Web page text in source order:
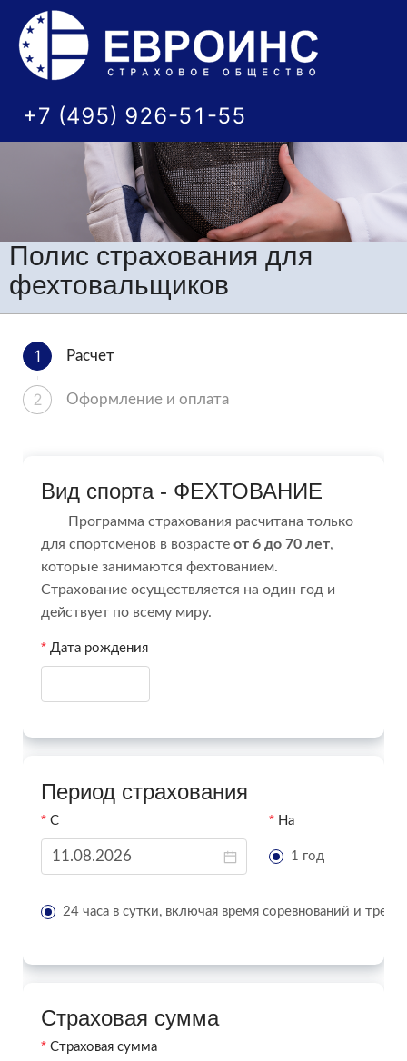
+7 (495) 926-51-55
Полис страхования для
фехтовальщиков
1 Расчет
2 Оформление и оплата
Вид спорта - ФЕХТОВАНИЕ
Программа страхования расчитана только
для спортсменов в возрасте от 6 до 70 лет,
которые занимаются фехтованием.
Страхование осуществляется на один год и
действует по всему миру.
Дата рождения
Период страхования
С На
1 год
24 часа в сутки, включая время соревнований и
Страховая сумма
Страховая сумма